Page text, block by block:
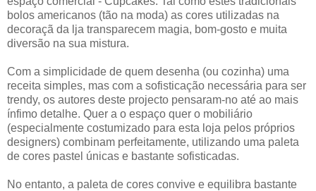
bolos americanos (tão na moda) as cores utilizadas na
decoraçã da lja transparecem magia, bom-gosto e muita
diversão na sua mistura.
Com a simplicidade de quem desenha (ou cozinha) uma
receita simples, mas com a sofisticação necessária para ser
trendy, os autores deste projecto pensaram-no até ao mais
ínfimo detalhe. Quer a o espaço quer o mobiliário
(especialmente costumizado para esta loja pelos próprios
designers) combinam perfeitamente, utilizando uma paleta
de cores pastel únicas e bastante sofisticadas.
No entanto, a paleta de cores convive e equilibra bastante